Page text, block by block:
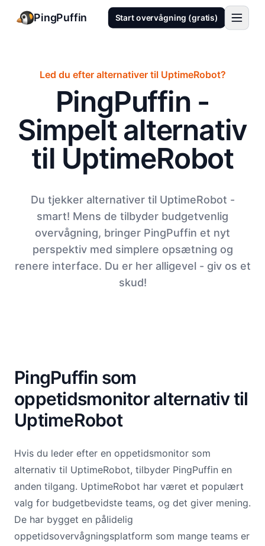
PingPuffin Start overvågning (gratis)
Led du efter alternativer til UptimeRobot?
PingPuffin -
Simpelt alternativ
til UptimeRobot
Du tjekker alternativer til UptimeRobot -
smart! Mens de tilbyder budgetvenlig
overvågning, bringer PingPuffin et nyt
perspektiv med simplere opsætning og
renere interface. Du er her alligevel - giv os et
skud!
PingPuffin som
oppetidsmonitor alternativ til
UptimeRobot
Hvis du leder efter en oppetidsmonitor som
alternativ til UptimeRobot, tilbyder PingPuffin en
anden tilgang. UptimeRobot har været et populært
valg for budgetbevidste teams, og det giver mening.
De har bygget en pålidelig
oppetidsovervågningsplatform som mange teams er